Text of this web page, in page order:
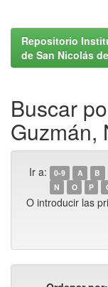
Repositorio
de San Nicolás
Buscar
Guzmán,
Ir a: 0-9 A B
N
O P
O introducir las